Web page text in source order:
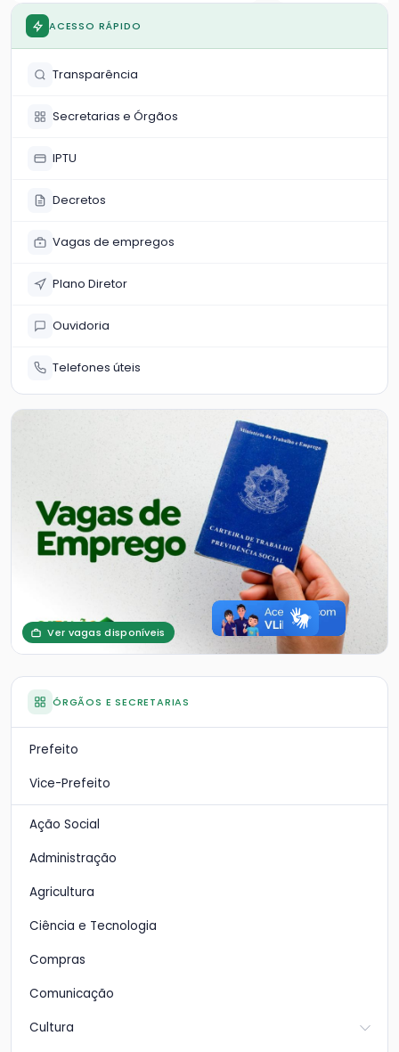
reparos
ACESSO RÁPIDO
Transparência
Secretarias e Órgãos
IPTU
Decretos
Vagas de empregos
Plano Diretor
Ouvidoria
Telefones úteis
Ver vagas disponíveis
ÓRGÃOS E SECRETARIAS
Prefeito
Vice-Prefeito
Ação Social
Administração
Agricultura
Ciência e Tecnologia
Compras
Comunicação
Cultura